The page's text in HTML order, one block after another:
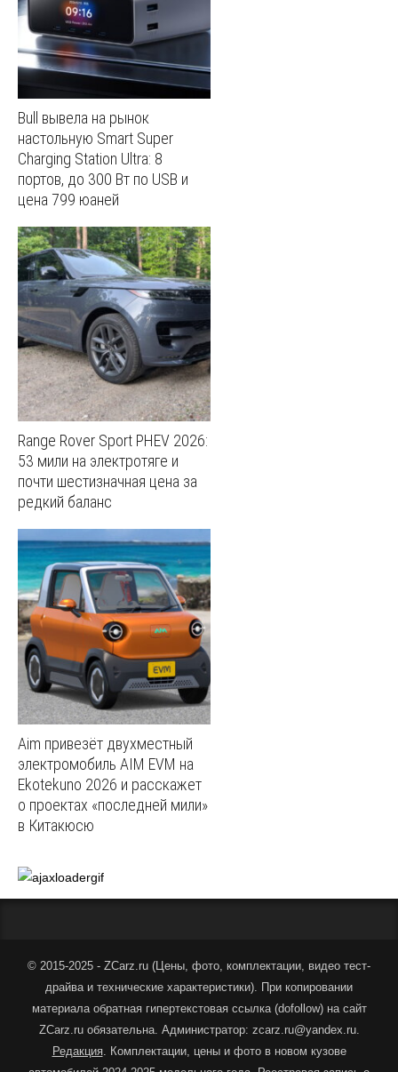
Bull вывела на рынок
настольную Smart Super
Charging Station Ultra: 8
портов, до 300 Вт по USB и
цена 799 юаней
Range Rover Sport PHEV 2026:
53 мили на электротяге и
почти шестизначная цена за
редкий баланс
Aim привезёт двухместный
электромобиль AIM EVM на
Ekotekuno 2026 и расскажет
о проектах «последней мили»
в Китакюсю
© 2015-2025 - ZCarz.ru (Цены, фото, комплектации, видео тест-
драйва и технические характеристики). При копировании
материала обратная гипертекстовая ссылка (dofollow) на сайт
ZCarz.ru обязательна. Администратор: zcarz.ru@yandex.ru.
Редакция. Комплектации, цены и фото в новом кузове